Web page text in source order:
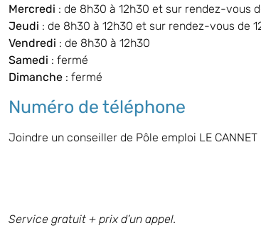
Mercredi : de 8h30 à 12h30 et sur rendez-vous
Jeudi : de 8h30 à 12h30 et sur rendez-vous de
Vendredi : de 8h30 à 12h30
Samedi : fermé
Dimanche : fermé
Numéro de téléphone
Joindre un conseiller de Pôle emploi LE CANNET
Service gratuit + prix d’un appel.